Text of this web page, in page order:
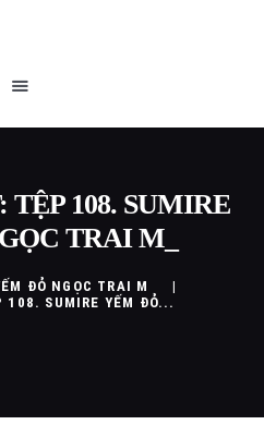
108. SUMIRE
TRAI M_
ĐỎ NGỌC TRAI M
108. SUMIRE YẾM ĐỎ...